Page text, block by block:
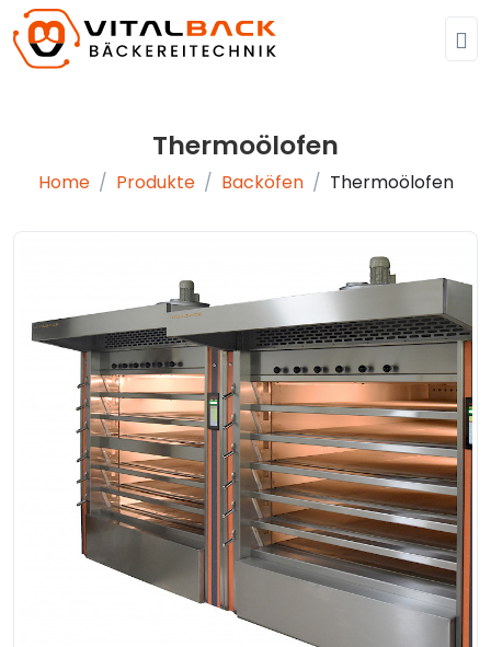
Thermoölofen
Home Produkte Backöfen Thermoölofen